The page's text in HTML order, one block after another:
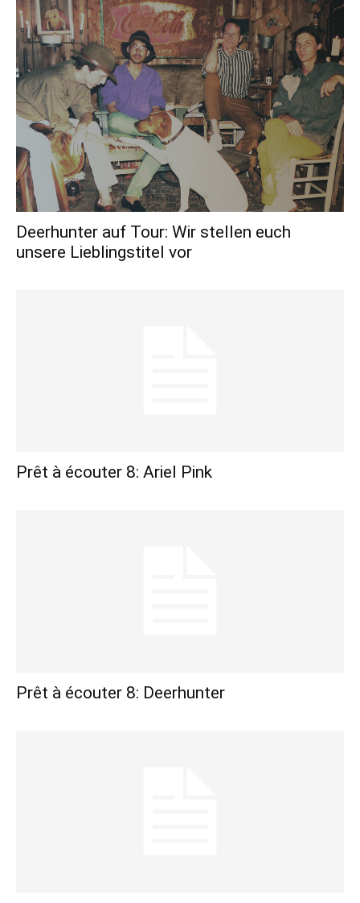
Deerhunter auf Tour: Wir stellen euch
unsere Lieblingstitel vor
Prêt à écouter 8: Ariel Pink
Prêt à écouter 8: Deerhunter